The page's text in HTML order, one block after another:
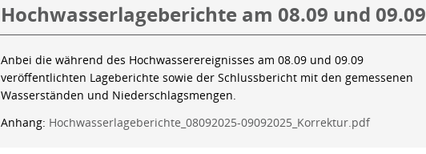
Hochwasserlageberichte am 08.09 und 09.09
Anbei die während des Hochwasserereignisses am 08.09 und 09.09
veröffentlichten Lageberichte sowie der Schlussbericht mit den gemessenen
Wasserständen und Niederschlagsmengen.
Anhang: Hochwasserlageberichte_08092025-09092025_Korrektur.pdf